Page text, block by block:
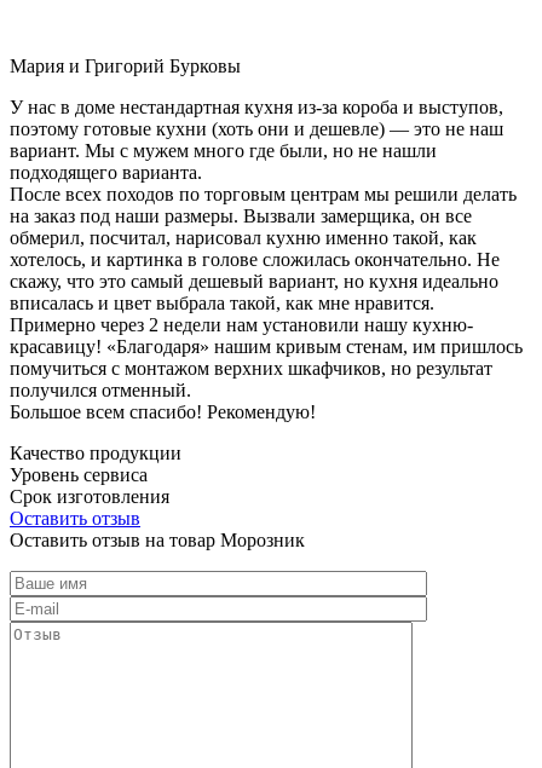
Мария и Григорий Бурковы
У нас в доме нестандартная кухня из-за короба и выступов,
поэтому готовые кухни (хоть они и дешевле) — это не наш
вариант. Мы с мужем много где были, но не нашли
подходящего варианта.
После всех походов по торговым центрам мы решили делать
на заказ под наши размеры. Вызвали замерщика, он все
обмерил, посчитал, нарисовал кухню именно такой, как
хотелось, и картинка в голове сложилась окончательно. Не
скажу, что это самый дешевый вариант, но кухня идеально
вписалась и цвет выбрала такой, как мне нравится.
Примерно через 2 недели нам установили нашу кухню-
красавицу! «Благодаря» нашим кривым стенам, им пришлось
помучиться с монтажом верхних шкафчиков, но результат
получился отменный.
Большое всем спасибо! Рекомендую!
Качество продукции
Уровень сервиса
Срок изготовления
Оставить отзыв
Оставить отзыв на товар Морозник